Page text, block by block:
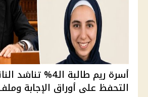
أسرة ريم طالبة الـ4%
التحفظ على أوراق الإجابة